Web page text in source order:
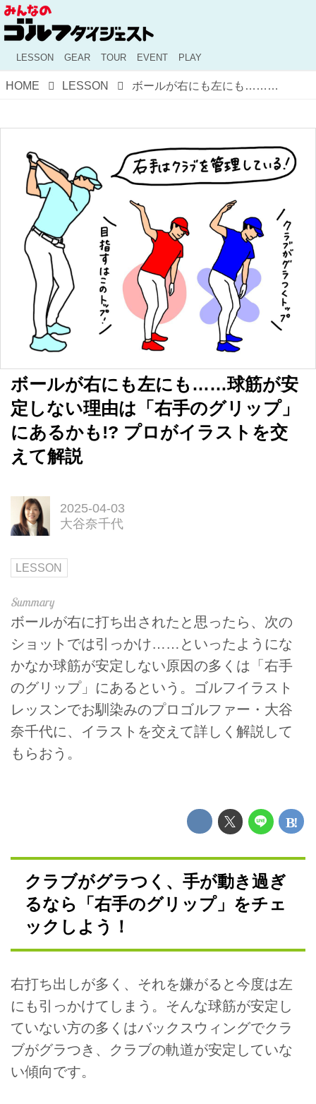
LESSON GEAR TOUR EVENT PLAY
HOME LESSON ボールが右にも左にも……球筋が安定しない理由は「右手のグリップ」にあるかも!? プロがイラストを交えて解説
ボールが右にも左にも……球筋が安
定しない理由は「右手のグリップ」
にあるかも!? プロがイラストを交
えて解説
2025-04-03
大谷奈千代
LESSON
ボールが右に打ち出されたと思ったら、次の
ショットでは引っかけ……といったようにな
かなか球筋が安定しない原因の多くは「右手
のグリップ」にあるという。ゴルフイラスト
レッスンでお馴染みのプロゴルファー・大谷
奈千代に、イラストを交えて詳しく解説して
もらおう。
クラブがグラつく、手が動き過ぎ
るなら「右手のグリップ」をチェ
ックしよう！
右打ち出しが多く、それを嫌がると今度は左
にも引っかけてしまう。そんな球筋が安定し
ていない方の多くはバックスウィングでクラ
ブがグラつき、クラブの軌道が安定していな
い傾向です。